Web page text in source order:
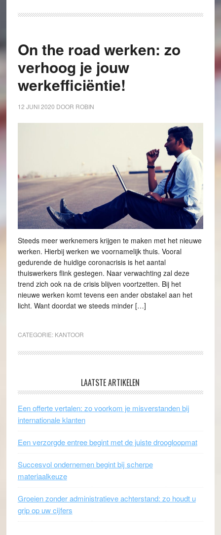
On the road werken: zo
verhoog je jouw
werkefficiëntie!
12 JUNI 2020 DOOR ROBIN
Steeds meer werknemers krijgen te maken met het nieuwe
werken. Hierbij werken we voornamelijk thuis. Vooral
gedurende de huidige coronacrisis is het aantal
thuiswerkers flink gestegen. Naar verwachting zal deze
trend zich ook na de crisis blijven voortzetten. Bij het
nieuwe werken komt tevens een ander obstakel aan het
licht. Want doordat we steeds minder […]
CATEGORIE: KANTOOR
LAATSTE ARTIKELEN
Een offerte vertalen: zo voorkom je misverstanden bij
internationale klanten
Een verzorgde entree begint met de juiste droogloopmat
Succesvol ondernemen begint bij scherpe
materiaalkeuze
Groeien zonder administratieve achterstand: zo houdt u
grip op uw cijfers